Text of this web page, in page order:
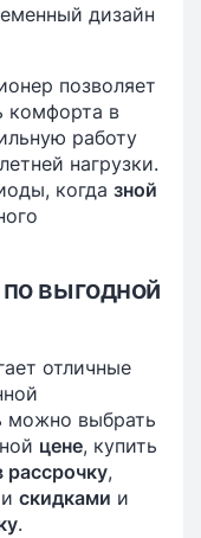
дизайн
позволяет
комфорта в
работу
нагрузки.
когда зной
выгодной
отличные
можно выбрать
цене, купить
рассрочку,
скидками и
.